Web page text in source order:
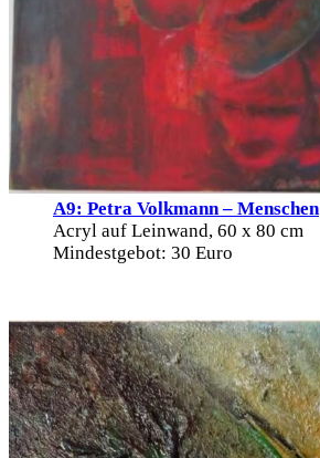
A9: Petra Volkmann – Menschen
Acryl auf Leinwand, 60 x 80 cm
Mindestgebot: 30 Euro